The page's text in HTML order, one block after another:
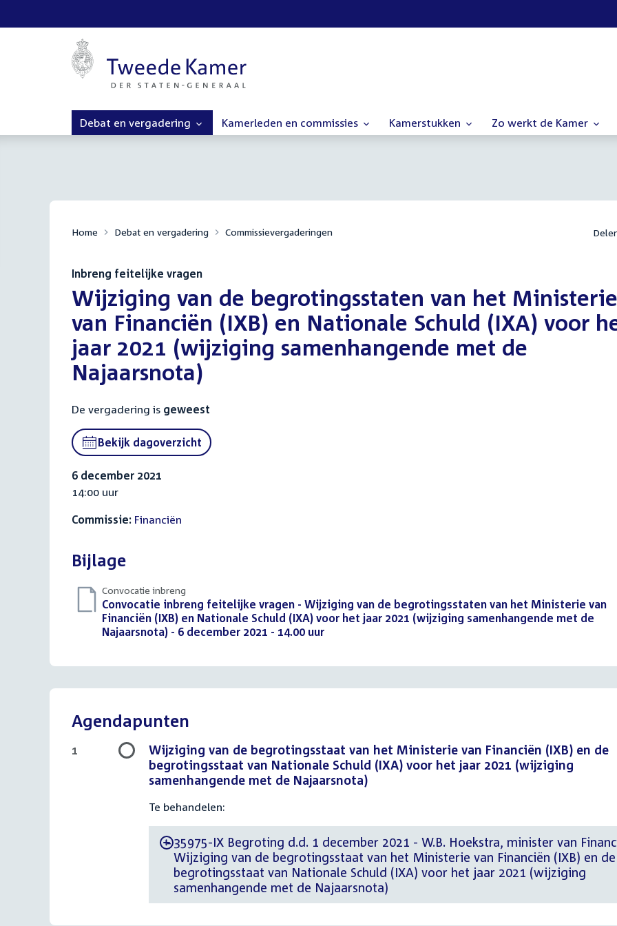
Debat en vergadering Kamerleden en commissies Kamerstukken Zo werkt de Kamer
Home Debat en vergadering Commissievergaderingen
Inbreng feitelijke vragen
:Wijziging van de begrotingsstaten van het Ministerie
van Financiën (IXB) en Nationale Schuld (IXA) voor
jaar 2021 (wijziging samenhangende met de
Najaarsnota)
De vergadering is geweest
Bekijk dagoverzicht
6 december 2021
14:00 uur
Commissie: Financiën
Bijlage
Convocatie inbreng
Download
bestand:
Convocatie inbreng feitelijke vragen - Wijziging van de begrotingsstaten van het Ministerie van
Financiën (IXB) en Nationale Schuld (IXA) voor het jaar 2021 (wijziging samenhangende met de
Najaarsnota) - 6 december 2021 - 14.00 uur
Agendapunten
Wijziging van de begrotingsstaat van het Ministerie van Financiën (IXB) en de
begrotingsstaat van Nationale Schuld (IXA) voor het jaar 2021 (wijziging
samenhangende met de Najaarsnota)
Te behandelen:
-35975-IX Begroting d.d. 1 december 2021 - W.B. Hoekstra, minister van
Wijziging van de begrotingsstaat van het Ministerie van Financiën (IXB) en de
begrotingsstaat van Nationale Schuld (IXA) voor het jaar 2021 (wijziging
samenhangende met de Najaarsnota)
1